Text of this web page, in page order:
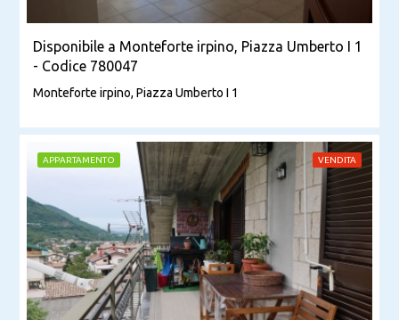
Disponibile a Monteforte irpino, Piazza Umberto I 1
- Codice 780047
Monteforte irpino, Piazza Umberto I 1
APPARTAMENTO VENDITA